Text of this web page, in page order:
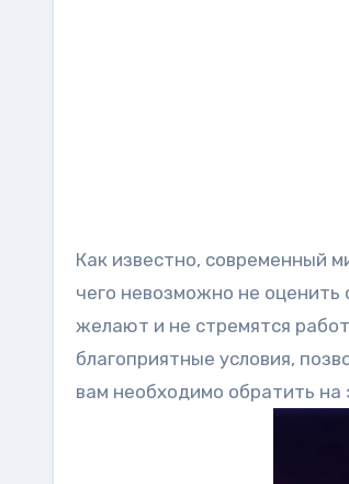
Как известно, современный
чего невозможно не оценить
желают и не стремятся
благоприятные условия,
вам необходимо обратить на